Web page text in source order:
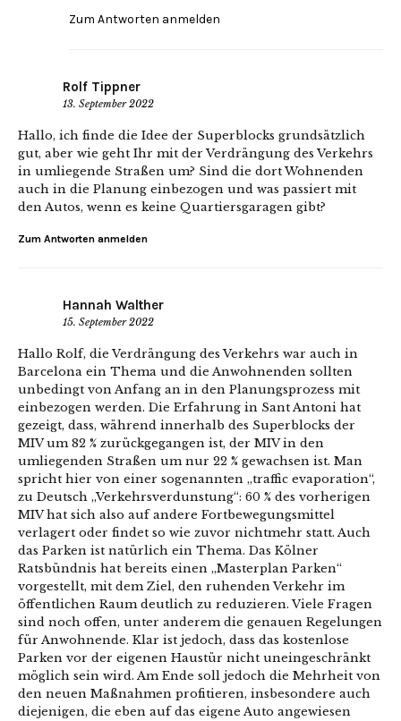
Zum Antworten anmelden
Rolf Tippner
13. September 2022
Hallo, ich finde die Idee der Superblocks grundsätzlich
gut, aber wie geht Ihr mit der Verdrängung des Verkehrs
in umliegende Straßen um? Sind die dort Wohnenden
auch in die Planung einbezogen und was passiert mit
den Autos, wenn es keine Quartiersgaragen gibt?
Zum Antworten anmelden
Hannah Walther
15. September 2022
Hallo Rolf, die Verdrängung des Verkehrs war auch in
Barcelona ein Thema und die Anwohnenden sollten
unbedingt von Anfang an in den Planungsprozess mit
einbezogen werden. Die Erfahrung in Sant Antoni hat
gezeigt, dass, während innerhalb des Superblocks der
MIV um 82 % zurückgegangen ist, der MIV in den
umliegenden Straßen um nur 22 % gewachsen ist. Man
spricht hier von einer sogenannten „traffic evaporation“,
zu Deutsch „Verkehrsverdunstung“: 60 % des vorherigen
MIV hat sich also auf andere Fortbewegungsmittel
verlagert oder findet so wie zuvor nichtmehr statt. Auch
das Parken ist natürlich ein Thema. Das Kölner
Ratsbündnis hat bereits einen „Masterplan Parken“
vorgestellt, mit dem Ziel, den ruhenden Verkehr im
öffentlichen Raum deutlich zu reduzieren. Viele Fragen
sind noch offen, unter anderem die genauen Regelungen
für Anwohnende. Klar ist jedoch, dass das kostenlose
Parken vor der eigenen Haustür nicht uneingeschränkt
möglich sein wird. Am Ende soll jedoch die Mehrheit von
den neuen Maßnahmen profitieren, insbesondere auch
diejenigen, die eben auf das eigene Auto angewiesen